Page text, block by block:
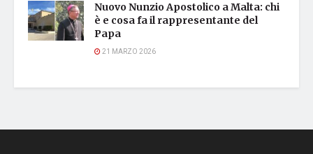
Nuovo Nunzio Apostolico a Malta: chi
è e cosa fa il rappresentante del
Papa
21 MARZO 2026